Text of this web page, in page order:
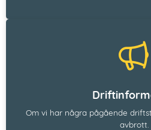
Om vi har några pågående
avbrott.